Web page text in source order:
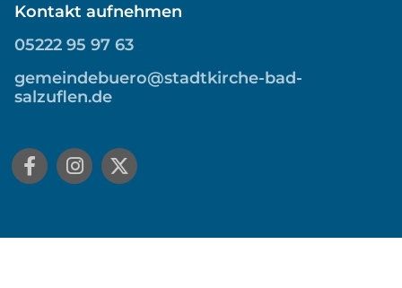
Kontakt aufnehmen
05222 95 97 63
gemeindebuero@stadtkirche-bad-
salzuflen.de